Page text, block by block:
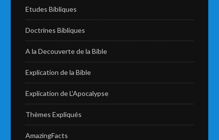
Etudes Bibliques
Doctrines Bibliques
A la Decouverte de la Bible
Explication de la Bible
Explication de L’Apocalypse
Thèmes Expliqués
AmazingFacts